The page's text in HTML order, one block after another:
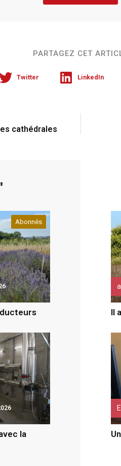
PARTAGEZ CET
Twitter LinkedIn
cathédrales
Abonnés
la
Il